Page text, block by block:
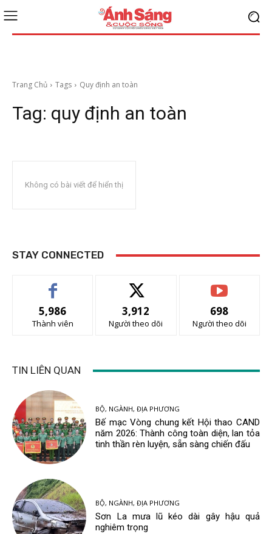
Trang Chủ Tags Quy định an toàn
Tag: quy định an toàn
Không có bài viết để hiển thị
STAY CONNECTED
5,986
Thành viên
3,912
Người theo dõi
698
Người theo dõi
TIN LIÊN QUAN
BỘ, NGÀNH, ĐỊA PHƯƠNG
Bế mạc Vòng chung kết Hội thao CAND
năm 2026: Thành công toàn diện, lan tỏa
tinh thần rèn luyện, sẵn sàng chiến đấu
BỘ, NGÀNH, ĐỊA PHƯƠNG
Sơn La mưa lũ kéo dài gây hậu quả
nghiêm trọng